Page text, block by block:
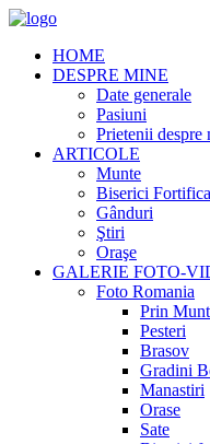
HOME
DESPRE MINE
Date generale
Pasiuni
Prietenii despre
ARTICOLE
Munte
Biserici
Gânduri
Ştiri
Oraşe
GALERIE FOTO-
Foto Romania
Prin
Pesteri
Brasov
Gradini
Manastiri
Orase
Sate